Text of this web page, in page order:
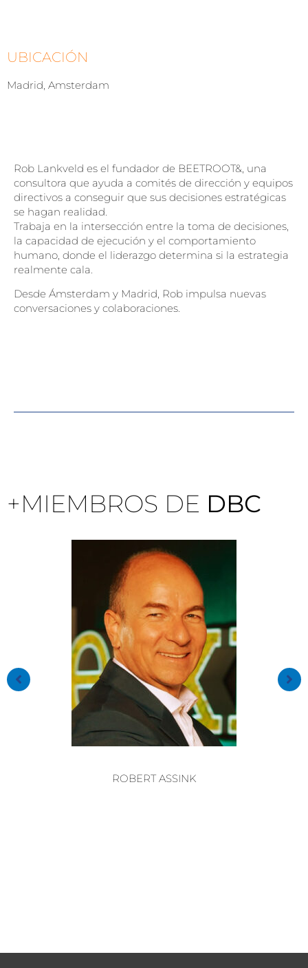
UBICACIÓN
Madrid, Amsterdam
Rob Lankveld es el fundador de BEETROOT&, una
consultora que ayuda a comités de dirección y equipos
directivos a conseguir que sus decisiones estratégicas
se hagan realidad.
Trabaja en la intersección entre la toma de decisiones,
la capacidad de ejecución y el comportamiento
humano, donde el liderazgo determina si la estrategia
realmente cala.
Desde Ámsterdam y Madrid, Rob impulsa nuevas
conversaciones y colaboraciones.
+MIEMBROS DE DBC
ROBERT ASSINK